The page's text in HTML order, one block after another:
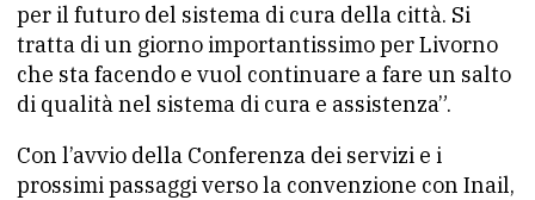
per il futuro del sistema di cura della città. Si
tratta di un giorno importantissimo per Livorno
che sta facendo e vuol continuare a fare un salto
di qualità nel sistema di cura e assistenza”.
Con l’avvio della Conferenza dei servizi e i
prossimi passaggi verso la convenzione con Inail,